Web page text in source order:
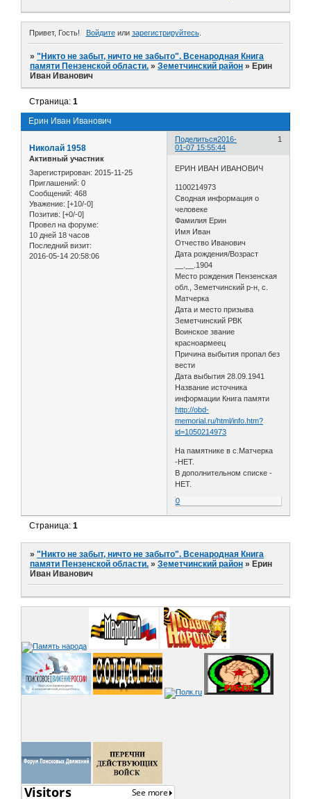
Привет, Гость! Войдитеили зарегистрируйтесь.
»"Никто не забыт, ничто не забыто". Всенародная Книга
памяти Пензенской области. »Земетчинский район » Ерин
Иван Иванович
Ерин Иван Иванович
Страница:1
Поделиться 1
2016-
01-07 15:55:44
Николай 1958
Активный участник
Зарегистрирован: 2015-11-25
Приглашений: 0
Сообщений: 468
Уважение: [+10/-0]
Позитив: [+0/-0]
Провел на форуме:
10 дней 18 часов
Последний визит:
2016-05-14 20:58:06
ЕРИН ИВАН ИВАНОВИЧ
1100214973
Сводная информация о
человеке
Фамилия Ерин
Имя Иван
Отчество Иванович
Дата рождения/Возраст
__.__.1904
Место рождения Пензенская
обл., Земетчинский р-н, с.
Матчерка
Дата и место призыва
Земетчинский РВК
Воинское звание
красноармеец
Причина выбытия пропал без
вести
Дата выбытия 28.09.1941
Название источника
информации Книга памяти
http://obd-
memorial.ru/html/info.htm?
id=1050214973
На памятнике в с.Матчерка
-НЕТ.
В дополнительном списке -
НЕТ.
0
Страница:1
»"Никто не забыт, ничто не забыто". Всенародная Книга
памяти Пензенской области. »Земетчинский район » Ерин
Иван Иванович